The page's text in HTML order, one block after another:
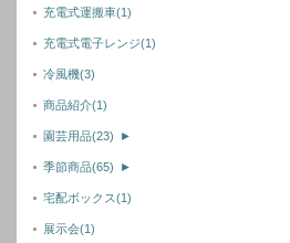
充電式運搬車(1)
充電式電子レンジ(1)
冷風機(3)
商品紹介(1)
園芸用品(23) ►
季節商品(65) ►
宅配ボックス(1)
展示会(1)